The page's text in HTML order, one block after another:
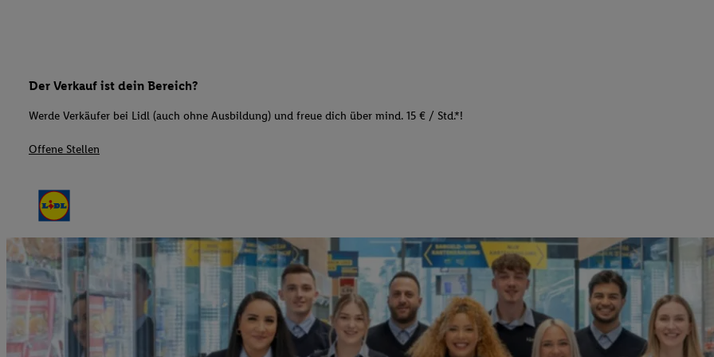
Der Verkauf ist dein Bereich?
Werde Verkäufer bei Lidl (auch ohne Ausbildung) und freue dich über mind. 15 € / Std.*!
Offene Stellen